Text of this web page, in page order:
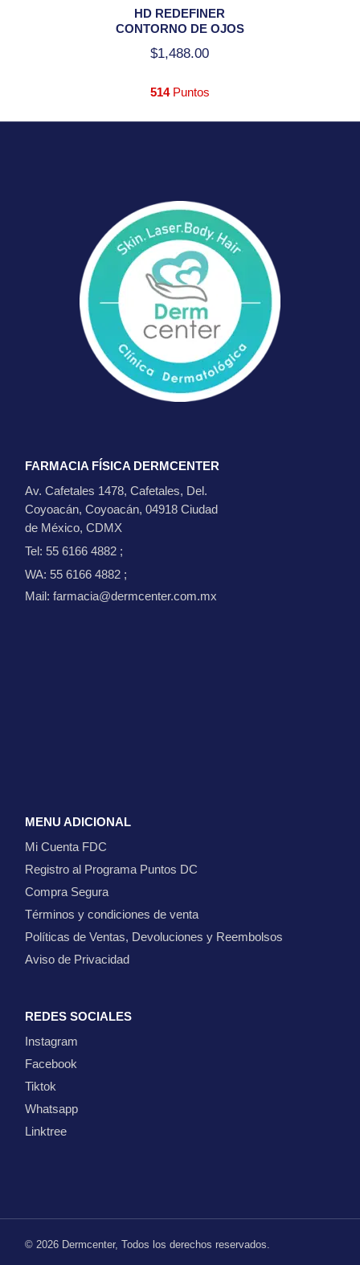
HD REDEFINER
CONTORNO DE OJOS
$1,488.00
514Puntos
FARMACIA FÍSICA DERMCENTER
Av. Cafetales 1478, Cafetales, Del.
Coyoacán, Coyoacán, 04918 Ciudad
de México, CDMX
Tel: 55 6166 4882 ;
WA: 55 6166 4882 ;
Mail: farmacia@dermcenter.com.mx
MENU ADICIONAL
Mi Cuenta FDC
Registro al Programa Puntos DC
Compra Segura
Términos y condiciones de venta
Políticas de Ventas, Devoluciones y Reembolsos
Aviso de Privacidad
REDES SOCIALES
Instagram
Facebook
Tiktok
Whatsapp
Linktree
© 2026 Dermcenter, Todos los derechos reservados.